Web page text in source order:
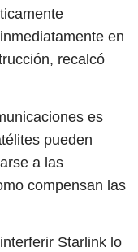
en
recalcó
es
pueden
a las
compensan las
Starlink lo